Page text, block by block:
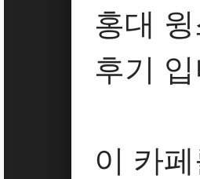
홍대
후기
이 카